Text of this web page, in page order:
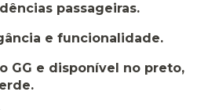
passageiras.
e funcionalidade.
GG e disponível no preto,